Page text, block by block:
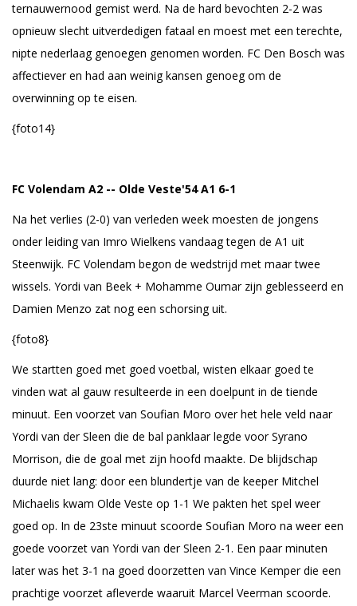
ternauwernood gemist werd. Na de hard bevochten 2-2 was
opnieuw slecht uitverdedigen fataal en moest met een terechte,
nipte nederlaag genoegen genomen worden. FC Den Bosch was
affectiever en had aan weinig kansen genoeg om de
overwinning op te eisen.
{foto14}
FC Volendam A2 -- Olde Veste'54 A1 6-1
Na het verlies (2-0) van verleden week moesten de jongens
onder leiding van Imro Wielkens vandaag tegen de A1 uit
Steenwijk. FC Volendam begon de wedstrijd met maar twee
wissels. Yordi van Beek + Mohamme Oumar zijn geblesseerd en
Damien Menzo zat nog een schorsing uit.
{foto8}
We startten goed met goed voetbal, wisten elkaar goed te
vinden wat al gauw resulteerde in een doelpunt in de tiende
minuut. Een voorzet van Soufian Moro over het hele veld naar
Yordi van der Sleen die de bal panklaar legde voor Syrano
Morrison, die de goal met zijn hoofd maakte. De blijdschap
duurde niet lang: door een blundertje van de keeper Mitchel
Michaelis kwam Olde Veste op 1-1 We pakten het spel weer
goed op. In de 23ste minuut scoorde Soufian Moro na weer een
goede voorzet van Yordi van der Sleen 2-1. Een paar minuten
later was het 3-1 na goed doorzetten van Vince Kemper die een
prachtige voorzet afleverde waaruit Marcel Veerman scoorde.